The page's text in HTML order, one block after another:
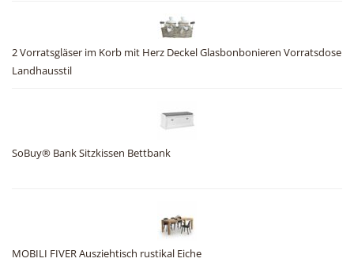
2 Vorratsgläser im Korb mit Herz Deckel Glasbonbonieren Vorratsdose
Landhausstil
SoBuy® Bank Sitzkissen Bettbank
MOBILI FIVER Ausziehtisch rustikal Eiche